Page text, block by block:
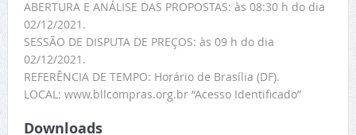
ABERTURA E ANÁLISE DAS PROPOSTAS: às 08:30 h do dia
02/12/2021.
SESSÃO DE DISPUTA DE PREÇOS: às 09 h do dia
02/12/2021.
REFERÊNCIA DE TEMPO: Horário de Brasília (DF).
LOCAL: www.bllcompras.org.br “Acesso Identificado”
Downloads